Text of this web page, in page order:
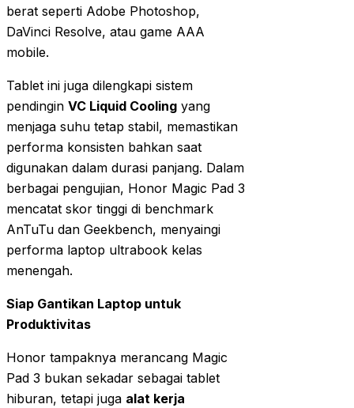
berat seperti Adobe Photoshop,
DaVinci Resolve, atau game AAA
mobile.
Tablet ini juga dilengkapi sistem
pendingin VC Liquid Cooling yang
menjaga suhu tetap stabil, memastikan
performa konsisten bahkan saat
digunakan dalam durasi panjang. Dalam
berbagai pengujian, Honor Magic Pad 3
mencatat skor tinggi di benchmark
AnTuTu dan Geekbench, menyaingi
performa laptop ultrabook kelas
menengah.
Siap Gantikan Laptop untuk
Produktivitas
Honor tampaknya merancang Magic
Pad 3 bukan sekadar sebagai tablet
hiburan, tetapi juga alat kerja